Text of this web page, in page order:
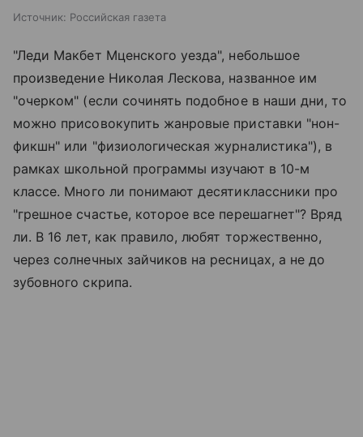
Источник: Российская газета
"Леди Макбет Мценского уезда", небольшое
произведение Николая Лескова, названное им
"очерком" (если сочинять подобное в наши дни, то
можно присовокупить жанровые приставки "нон-
фикшн" или "физиологическая журналистика"), в
рамках школьной программы изучают в 10-м
классе. Много ли понимают десятиклассники про
"грешное счастье, которое все перешагнет"? Вряд
ли. В 16 лет, как правило, любят торжественно,
через солнечных зайчиков на ресницах, а не до
зубовного скрипа.